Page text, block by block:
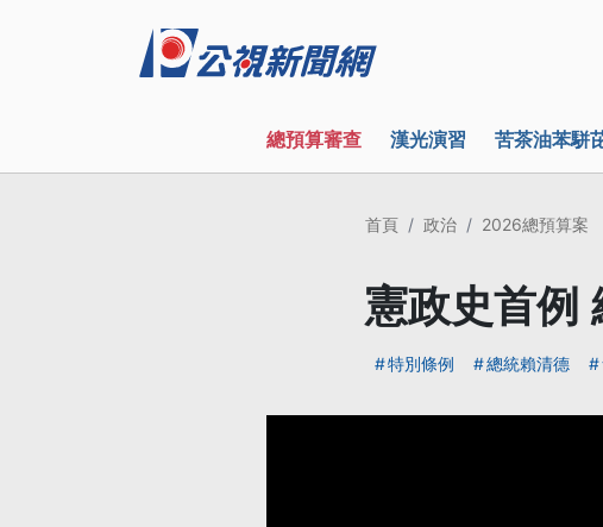
總預算審查 漢光演習 苦茶油苯駢
首頁 政治 2026總預算案
憲政史首例
特別條例 總統賴清德